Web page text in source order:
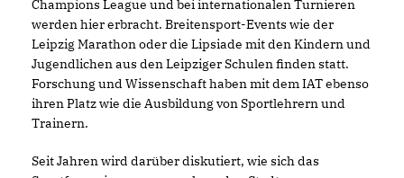
Champions League und bei internationalen Turnieren
werden hier erbracht. Breitensport-Events wie der
Leipzig Marathon oder die Lipsiade mit den Kindern und
Jugendlichen aus den Leipziger Schulen finden statt.
Forschung und Wissenschaft haben mit dem IAT ebenso
ihren Platz wie die Ausbildung von Sportlehrern und
Trainern.
Seit Jahren wird darüber diskutiert, wie sich das